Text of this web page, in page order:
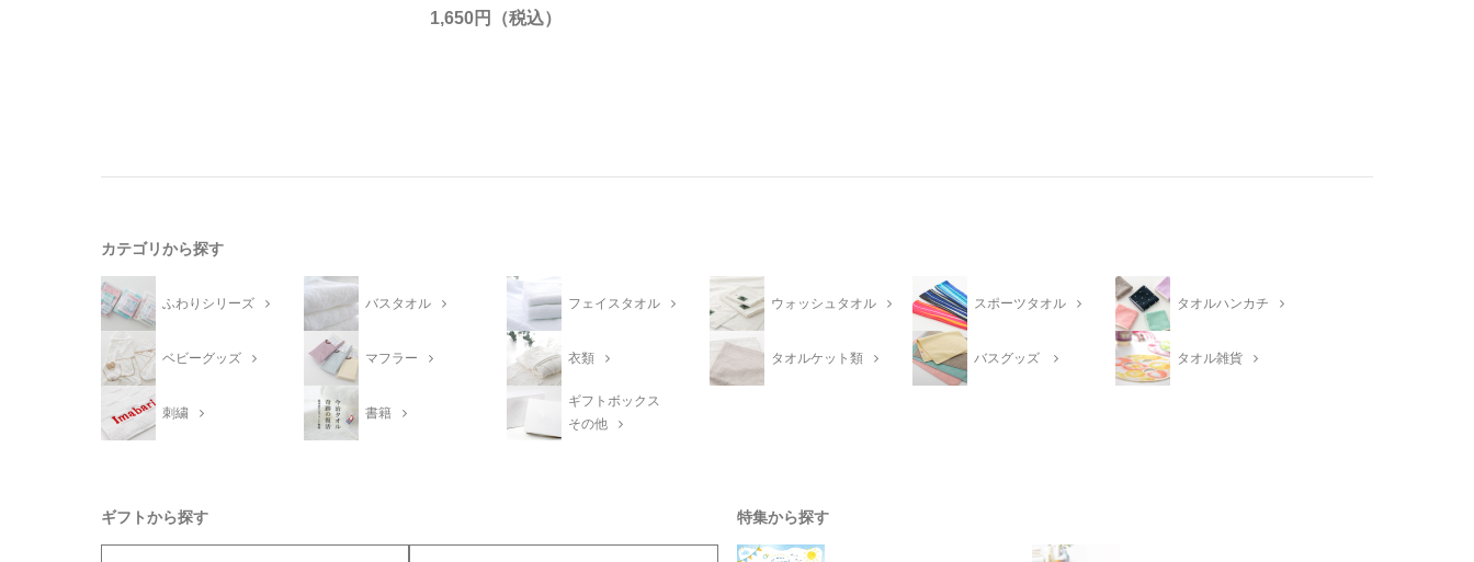
1,650円
カテゴリから探す
ふわりシリーズ バスタオル フェイスタオル ウォッシュタオル スポーツタオル タオルハンカチ
ベビーグッズ マフラー 衣類 タオルケット類 バスグッズ タオル雑貨
刺繍 書籍
ギフトボックス
その他
ギフトから探す 特集から探す